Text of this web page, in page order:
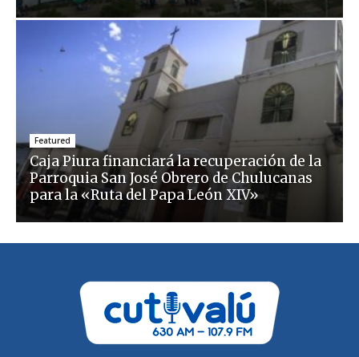
Featured
Caja Piura financiará la recuperación de la
Parroquia San José Obrero de Chulucanas
para la «Ruta del Papa León XIV»